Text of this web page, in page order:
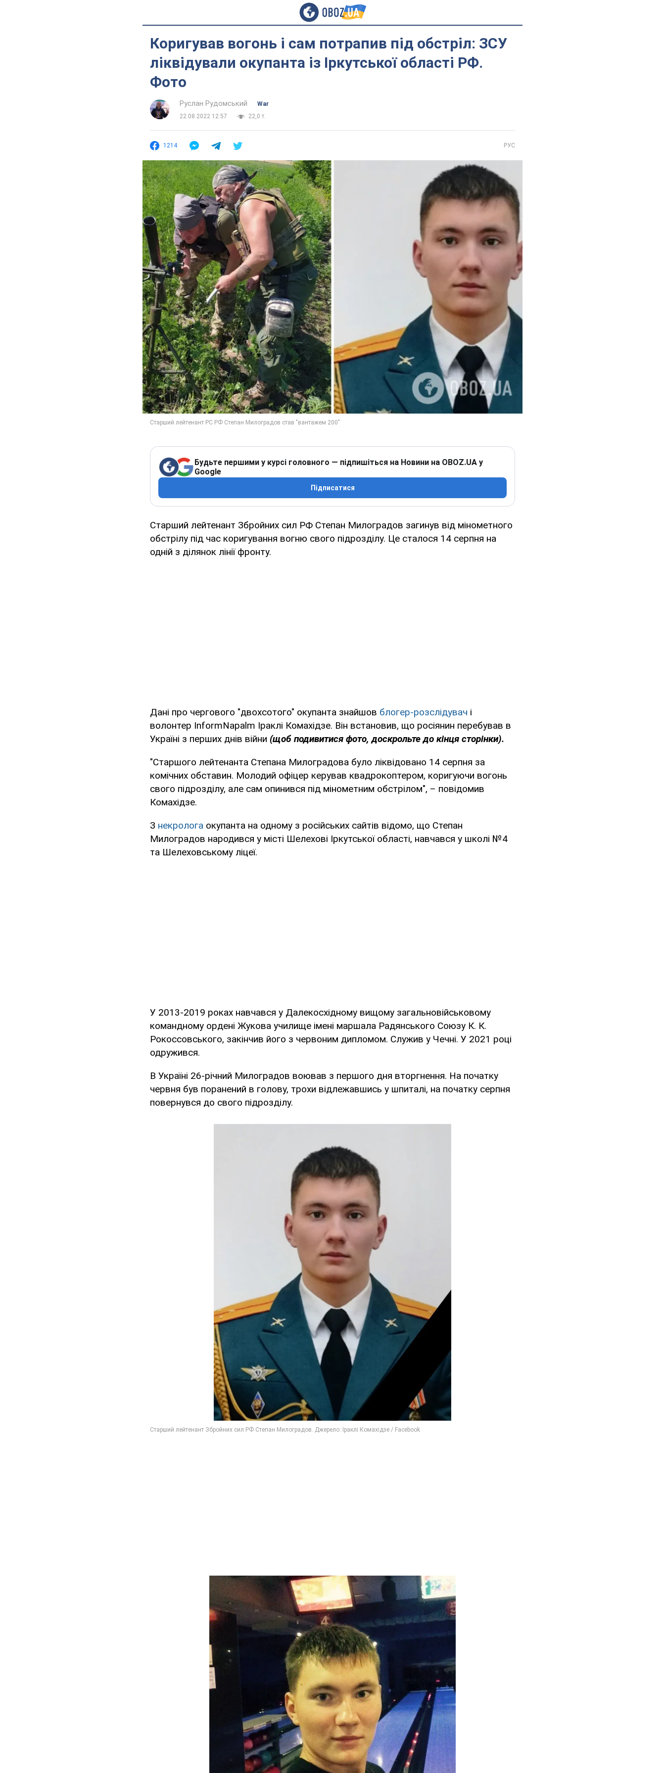
Коригував вогонь і сам потрапив під обстріл: ЗСУ
ліквідували окупанта із Іркутської області РФ.
Фото
Руслан Рудомський
War
22.08.2022 12:57
22,0 т.
1214 РУС
Будьте першими у курсі головного — підпишіться на Новини на OBOZ.UA у
Google
Підписатися
Старший лейтенант Збройних сил РФ Степан Милоградов загинув від мінометного
обстрілу під час коригування вогню свого підрозділу. Це сталося 14 серпня на
одній з ділянок лінії фронту.
Дані про чергового "двохсотого" окупанта знайшов блогер-розслідувач і
волонтер InformNapalm Іраклі Комахідзе. Він встановив, що росіянин перебував в
Україні з перших днів війни (щоб подивитися фото, доскрольте до кінця сторінки).
"Старшого лейтенанта Степана Милоградова було ліквідовано 14 серпня за
комічних обставин. Молодий офіцер керував квадрокоптером, коригуючи вогонь
свого підрозділу, але сам опинився під мінометним обстрілом", – повідомив
Комахідзе.
З некролога окупанта на одному з російських сайтів відомо, що Степан
Милоградов народився у місті Шелехові Іркутської області, навчався у школі №4
та Шелеховському ліцеї.
У 2013-2019 роках навчався у Далекосхідному вищому загальновійськовому
командному ордені Жукова училище імені маршала Радянського Союзу К. К.
Рокоссовського, закінчив його з червоним дипломом. Служив у Чечні. У 2021 році
одружився.
В Україні 26-річний Милоградов воював з першого дня вторгнення. На початку
червня був поранений в голову, трохи відлежавшись у шпиталі, на початку серпня
повернувся до свого підрозділу.